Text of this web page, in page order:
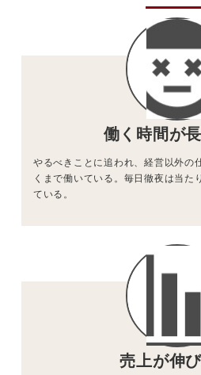
働く時間が
やるべきことに追われ、経営以外の
くまで働いている。毎日徹夜は当た
ている。
売上が伸